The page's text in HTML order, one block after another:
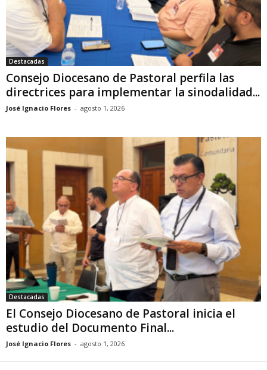
Destacadas
Consejo Diocesano de Pastoral perfila las
directrices para implementar la sinodalidad...
José Ignacio Flores - agosto 1, 2026
Destacadas
El Consejo Diocesano de Pastoral inicia el
estudio del Documento Final...
José Ignacio Flores - agosto 1, 2026